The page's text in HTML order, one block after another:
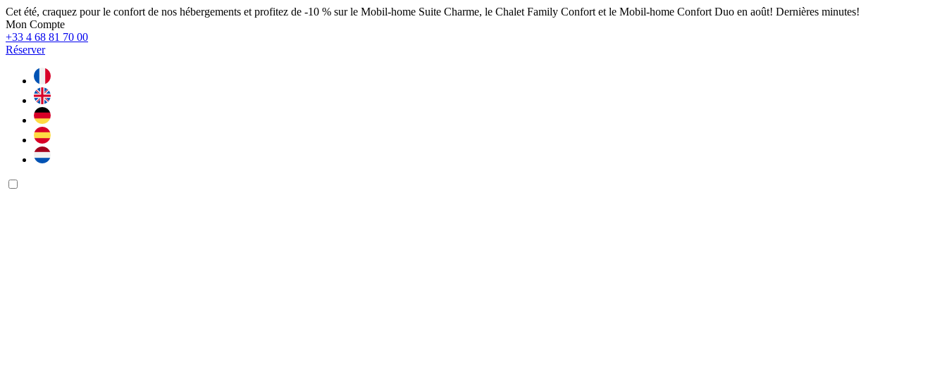
Cet été, craquez pour le confort de nos hébergements et profitez de -10 % sur le Mobil-home Suite Charme, le Chalet Family Confort et le Mobil-home Confort Duo en août! Dernières minutes!
Mon Compte
+33 4 68 81 70 00
Réserver